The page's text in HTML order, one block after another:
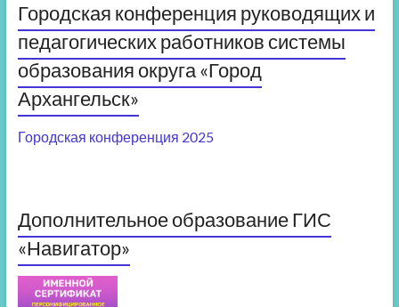
Городская конференция руководящих и
педагогических работников системы
образования округа «Город
Архангельск»
Городская конференция 2025
Дополнительное образование ГИС
«Навигатор»